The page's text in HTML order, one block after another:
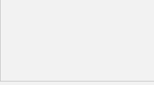
comedor con cocina de